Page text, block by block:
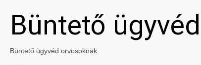
Büntető
Büntető ügyvéd orvosoknak